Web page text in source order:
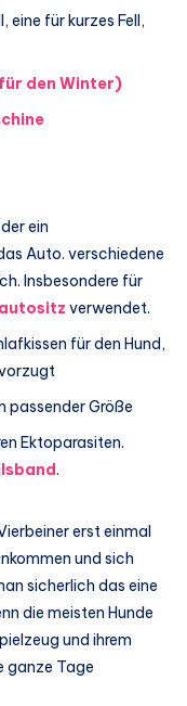
eine für kurzes Fell,
den Winter)
ein
Auto. verschiedene
Insbesondere für
verwendet.
für den Hund,
passender Größe
Ektoparasiten.
.
erst einmal
und sich
sicherlich das eine
die meisten Hunde
und ihrem
ganze Tage